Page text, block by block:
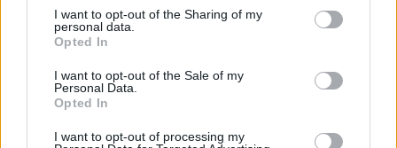
I want to opt-out of the Sharing of my
personal data.
Opted In
I want to opt-out of the Sale of my
Personal Data.
Opted In
I want to opt-out of processing my
disfrutarla sin compañía.
Para resumir, los puntos fuertes de la playa son
su nivel bajo de ocupación y su entorno virgen y
paradisiaco, por el contrario, los inconvenientes
de camino) y la exposición al viento que